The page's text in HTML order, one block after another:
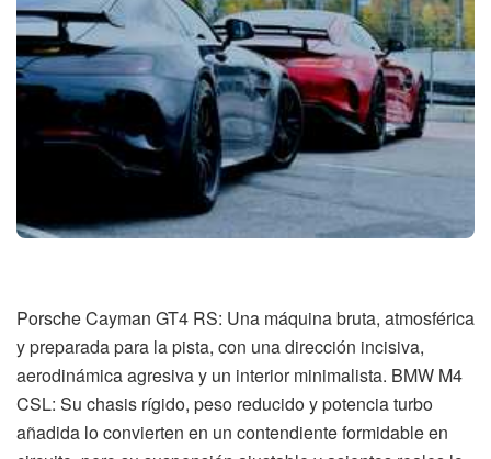
Porsche Cayman GT4 RS: Una máquina bruta, atmosférica
y preparada para la pista, con una dirección incisiva,
aerodinámica agresiva y un interior minimalista. BMW M4
CSL: Su chasis rígido, peso reducido y potencia turbo
añadida lo convierten en un contendiente formidable en